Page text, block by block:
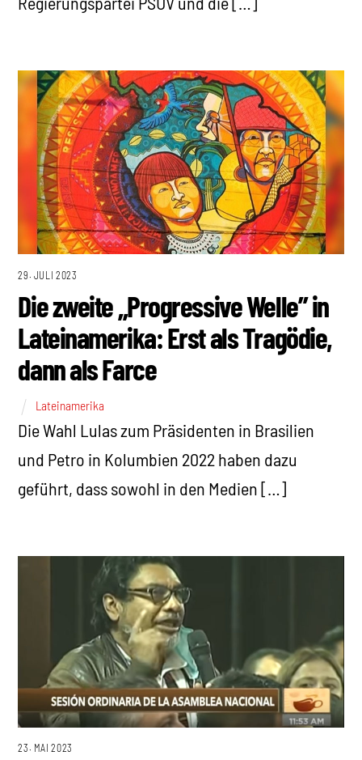
29. JULI 2023
Die zweite „Progressive Welle” in
Lateinamerika: Erst als Tragödie,
dann als Farce
Lateinamerika
Die Wahl Lulas zum Präsidenten in Brasilien
und Petro in Kolumbien 2022 haben dazu
geführt, dass sowohl in den Medien […]
23. MAI 2023